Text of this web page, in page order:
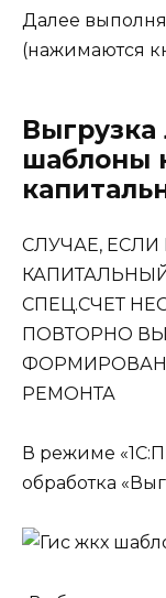
Далее
(нажимаются
Выгрузка
шаблоны
СЛУЧАЕ,
СПЕЦ.СЧЕТ
ПОВТОРНО
РЕМОНТА
В режиме
обработка